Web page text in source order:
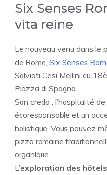
Six Senses
vita reine
Le nouveau venu dans le
de Rome, Six Senses
Salviati Cesi Mellini du
Piazza di Spagna.
Son credo : l’hospitalité
écoresponsable et un
holistique. Vous pouvez
pizza romaine
organique.
L’exploration des